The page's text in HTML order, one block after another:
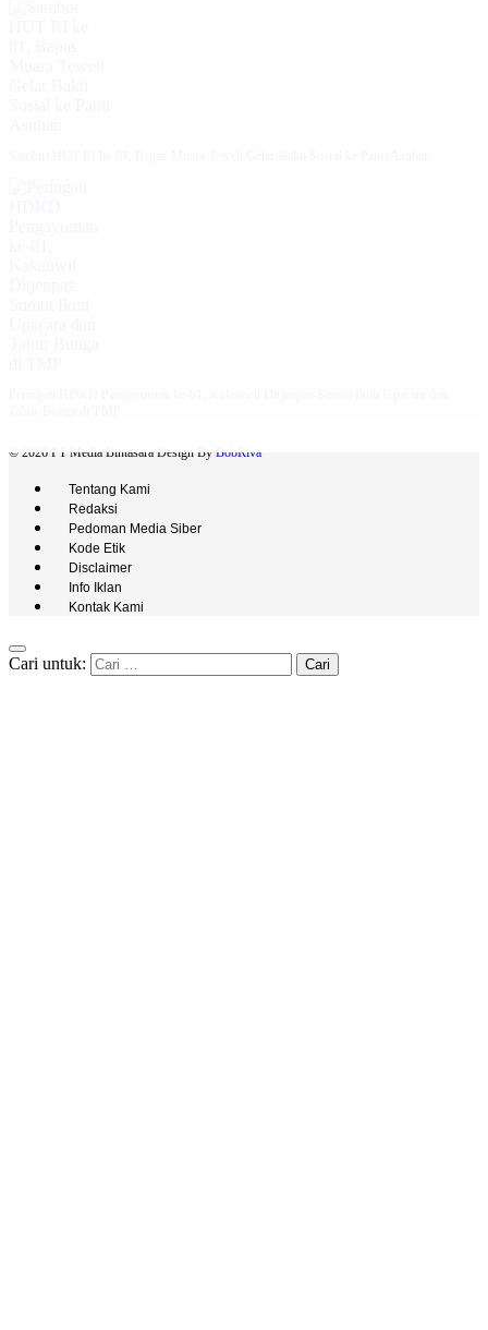
© 2026 PT Media Bintasara Design By BobRiva
Tentang Kami
Redaksi
Pedoman Media Siber
Kode Etik
Disclaimer
Info Iklan
Kontak Kami
Cari untuk: